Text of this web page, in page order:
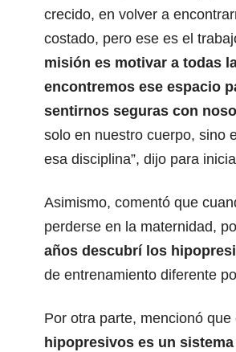
crecido, en volver a
costado, pero ese es el
misión es motivar a todas
encontremos ese espacio
sentirnos seguras con
solo en nuestro cuerpo, sino
esa disciplina”, dijo para
Asimismo, comentó que
perderse en la maternidad,
años descubrí los
de entrenamiento diferente
Por otra parte, mencionó
hipopresivos es un